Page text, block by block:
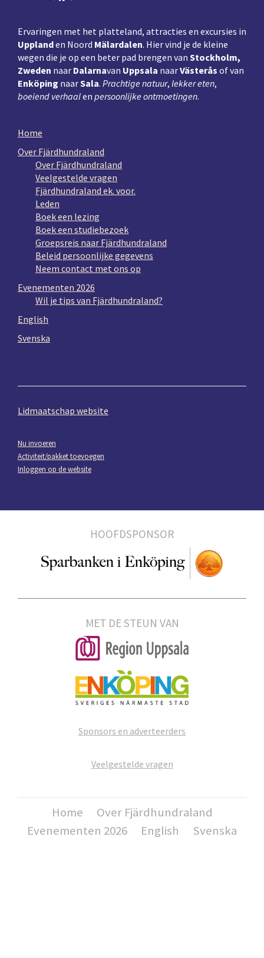
Ervaringen met het platteland, attracties en excursies in
Upplanden Noord Mälardalen. Hier vind je de kleine
wegen die je op een beter pad brengen van Stockholm,
Zweden naar Dalarnavan Uppsala naarVästerås of van
Enköping naarSala. Prachtige natuur, lekker eten,
boeiend verhaalen persoonlijke ontmoetingen.
Home
Over Fjärdhundraland
Over Fjärdhundraland
Veelgestelde vragen
Fjärdhundraland ek. voor.
Leden
Boek een lezing
Boek een studiebezoek
Groepsreis naar Fjärdhundraland
Beleid persoonlijke gegevens
Neem contact met ons op
Evenementen 2026
Wil je tips van Fjärdhundraland?
English
Svenska
Lidmaatschap website
Nu invoeren
Activiteit/pakket toevoegen
Inloggen op de website
HOOFDSPONSOR
MET DE STEUN VAN
Sponsors en adverteerders
Veelgestelde vragen
Home
Over Fjärdhundraland
Evenementen 2026
English Svenska